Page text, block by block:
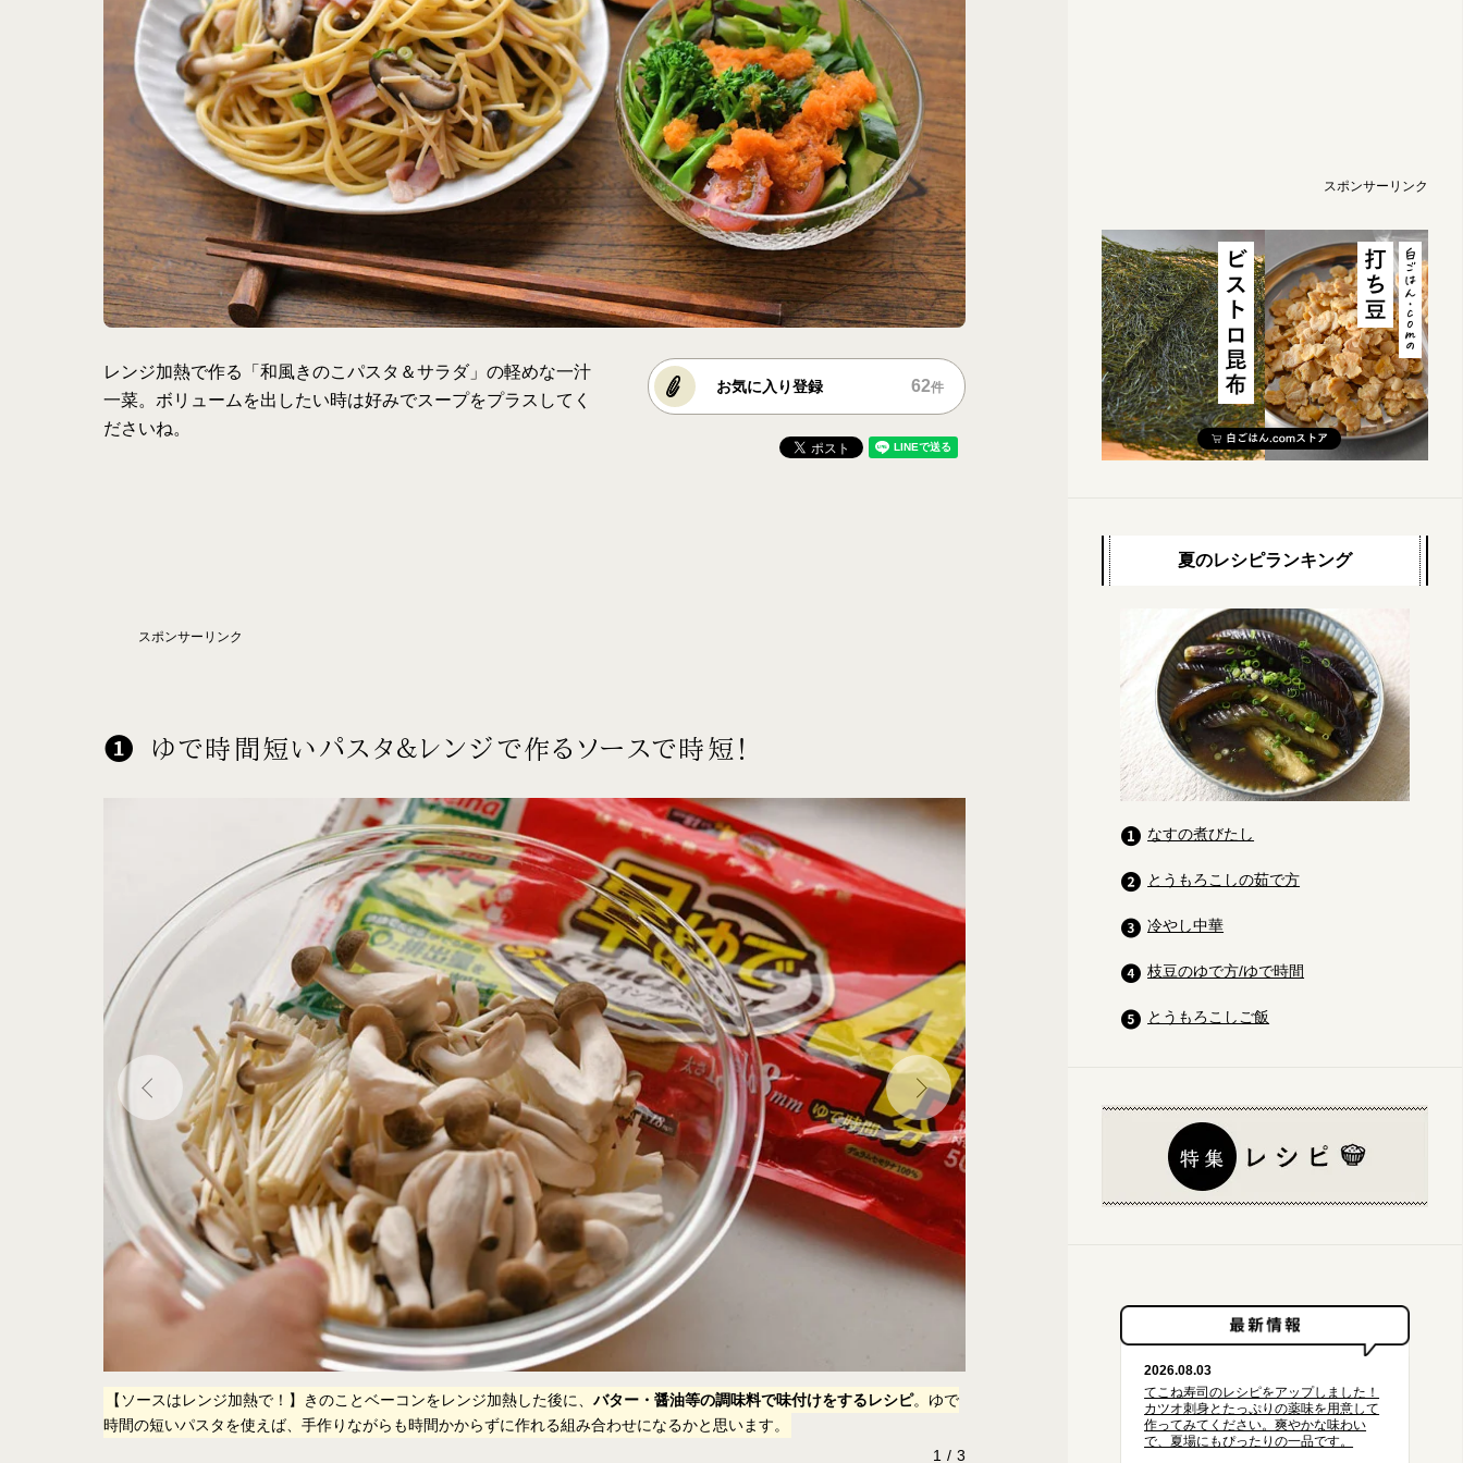
レンジ加熱で作る「和風きのこパスタ＆サラダ」の軽めな一汁
一菜。ボリュームを出したい時は好みでスープをプラスしてく
ださいね。
お気に入り登録 62件
スポンサーリンク
ゆで時間短いパスタ＆レンジで作るソースで時短！
【ソースはレンジ加熱で！】きのことベーコンをレンジ加熱した後に、 バター・醤油等の調味料で味付けをするレシピ。ゆで
時間の短いパスタを使えば、手作りながらも時間かからずに作れる組み合わせになるかと思います。
ゆでたパスタを和えてボウルの中で出来上がり
舞茸やエリンギなどその時にあるもの2～3種類をたっぷりと使って作る
1
3
スポンサーリンク
夏のレシピランキング
なすの煮びたし
とうもろこしの茹で方
冷やし中華
枝豆のゆで方/ゆで時間
とうもろこしご飯
2026.08.03
てこね寿司のレシピをアップしました！
カツオ刺身とたっぷりの薬味を用意して
作ってみてください。爽やかな味わい
で、夏場にもぴったりの一品です。